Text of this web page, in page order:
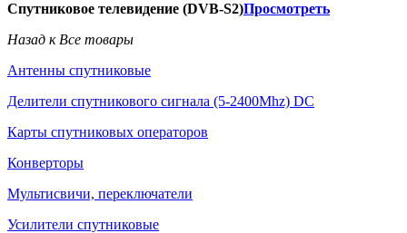
Спутниковое телевидение (DVB-S2)Просмотреть
Назад к Все товары
Антенны спутниковые
Делители спутникового сигнала (5-2400Mhz) DC
Карты спутниковых операторов
Конверторы
Мультисвичи, переключатели
Усилители спутниковые